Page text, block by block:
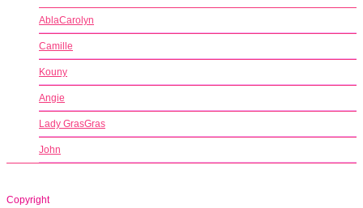
AblaCarolyn
Camille
Kouny
Angie
Lady GrasGras
John
Copyright